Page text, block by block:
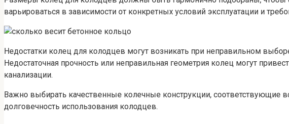
варьироваться в зависимости от конкретных условий эксплуатации и
Недостатки колец для колодцев могут возникать при неправильном
Недостаточная прочность или неправильная геометрия колец могут
канализации.
Важно выбирать качественные колечные конструкции, соответствующие
долговечность использования колодцев.